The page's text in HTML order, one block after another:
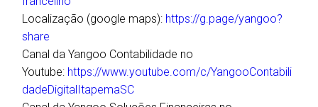
Localização (google maps): https://g.page/yangoo?
share
Canal da Yangoo Contabilidade no
Youtube: https://www.youtube.com/c/YangooContabili
dadeDigitalItapemaSC